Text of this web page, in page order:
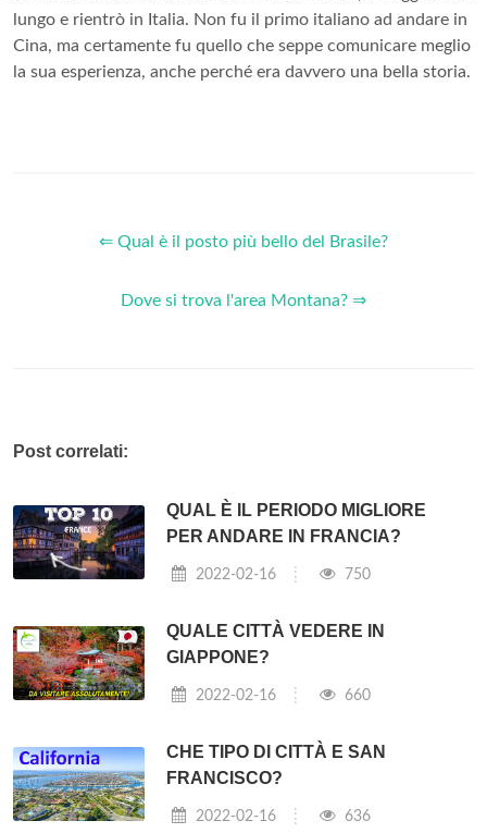
lungo e rientrò in Italia. Non fu il primo italiano ad andare in
Cina, ma certamente fu quello che seppe comunicare meglio
la sua esperienza, anche perché era davvero una bella storia.
⇐ Qual è il posto più bello del Brasile?
Dove si trova l'area Montana? ⇒
Post correlati:
QUAL È IL PERIODO MIGLIORE
PER ANDARE IN FRANCIA?
2022-02-16 750
QUALE CITTÀ VEDERE IN
GIAPPONE?
2022-02-16 660
CHE TIPO DI CITTÀ E SAN
FRANCISCO?
2022-02-16 636